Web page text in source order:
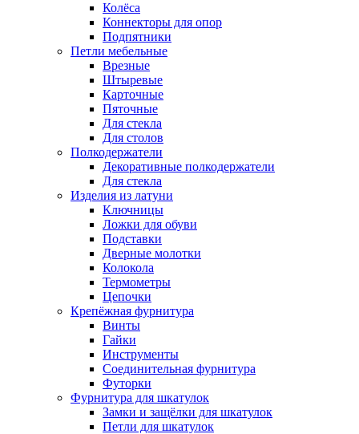
Колёса
Коннекторы для опор
Подпятники
Петли мебельные
Врезные
Штыревые
Карточные
Пяточные
Для стекла
Для столов
Полкодержатели
Декоративные полкодержатели
Для стекла
Изделия из латуни
Ключницы
Ложки для обуви
Подставки
Дверные молотки
Колокола
Термометры
Цепочки
Крепёжная фурнитура
Винты
Гайки
Инструменты
Соединительная фурнитура
Футорки
Фурнитура для шкатулок
Замки и защёлки для шкатулок
Петли для шкатулок